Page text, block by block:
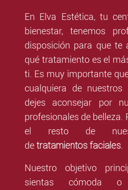
En Elva Estética, tu
bienestar, tenemos
disposición para que te
qué tratamiento es el
ti. Es muy importante
cualquiera de nuestros
dejes aconsejar por
profesionales de belleza.
el resto de
detratamientos faciales
Nuestro objetivo
sientas cómoda